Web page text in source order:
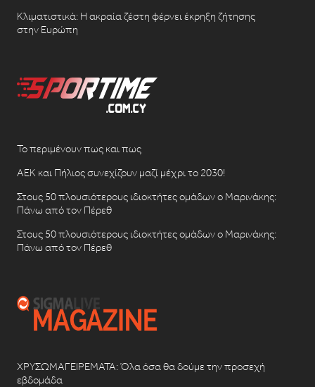
Κλιματιστικά: Η ακραία ζέστη φέρνει έκρηξη ζήτησης
στην Ευρώπη
Το περιμένουν πως και πως
ΑΕΚ και Πήλιος συνεχίζουν μαζί μέχρι το 2030!
Στους 50 πλουσιότερους ιδιοκτήτες ομάδων ο Μαρινάκης:
Πάνω από τον Πέρεθ
Στους 50 πλουσιότερους ιδιοκτήτες ομάδων ο Μαρινάκης:
Πάνω από τον Πέρεθ
ΧΡΥΣΩΜΑΓΕΙΡΕΜΑΤΑ: Όλα όσα θα δούμε την προσεχή
εβδομάδα